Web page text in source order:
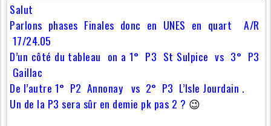
Salut
Parlons phases Finales donc en UNES en quart A/R
17/24.05
D’un côté du tableau on a 1° P3 St Sulpice vs 3° P3
Gaillac
De l’autre 1° P2 Annonay vs 2° P3 L’Isle Jourdain .
Un de la P3 sera sûr en demie pk pas 2 ? 😉